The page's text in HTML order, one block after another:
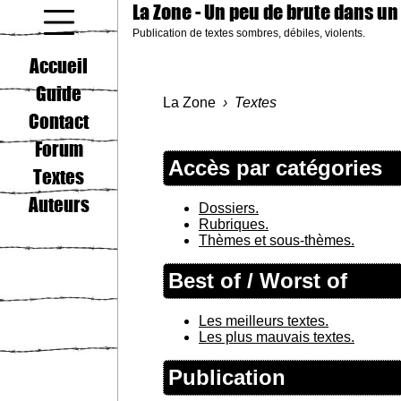
La Zone- Un peu de brute dans
Publication de textes sombres, débiles, violents.
Accueil
Guide
Contact
Forum
Textes
Auteurs
La Zone Textes
Accès par catégories
Dossiers.
Rubriques.
Thèmes et sous-thèmes.
Best of / Worst of
Les meilleurs textes.
Les plus mauvais textes.
Publication